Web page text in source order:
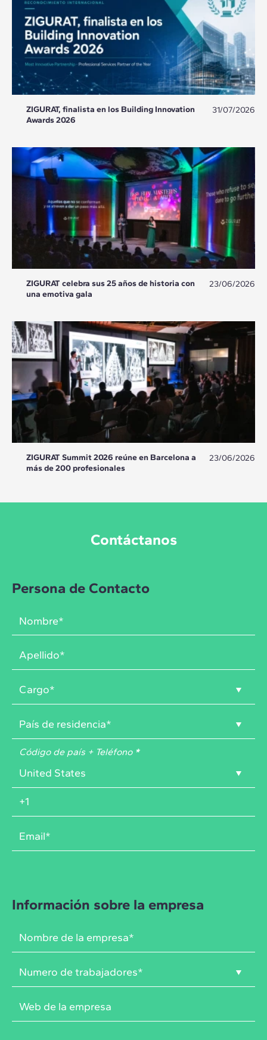
ZIGURAT, finalista en los Building Innovation
Awards 2026
31/07/2026
ZIGURAT celebra sus 25 años de historia con
una emotiva gala
23/06/2026
ZIGURAT Summit 2026 reúne en Barcelona a
más de 200 profesionales
23/06/2026
Contáctanos
Persona de Contacto
Código de país + Teléfono *
Información sobre la empresa